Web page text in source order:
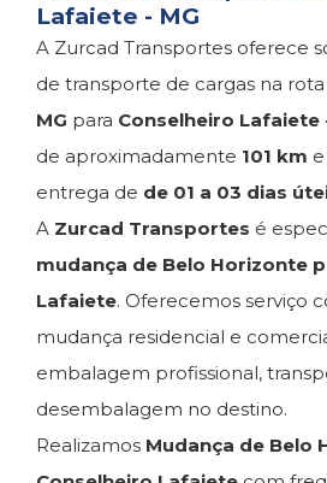
Lafaiete - MG
A Zurcad Transportes oferece
de transporte de cargas na rota
MG para Conselheiro Lafaiete
de aproximadamente 101 km
entrega de de 01 a 03 dias
A Zurcad Transportes é
mudança de Belo Horizonte
Lafaiete. Oferecemos serviço
mudança residencial e
embalagem profissional,
desembalagem no destino.
Realizamos Mudança de Belo